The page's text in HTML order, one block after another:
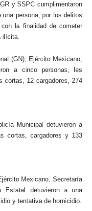
y SSPC cumplimentaron
una persona, por los delitos
la finalidad de cometer
ilícita.
(GN), Ejército Mexicano,
a cinco personas, les
cortas, 12 cargadores, 274
Municipal detuvieron a
cortas, cargadores y 133
Mexicano, Secretaría
Estatal detuvieron a una
y tentativa de homicidio.